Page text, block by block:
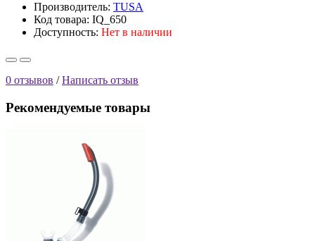
Производитель: TUSA
Код товара: IQ_650
Доступность: Нет в наличии
0 отзывов /Написать отзыв
Рекомендуемые товары